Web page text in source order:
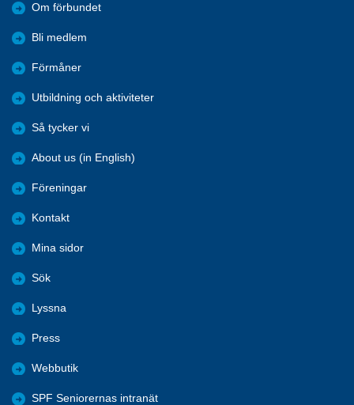
Om förbundet
Bli medlem
Förmåner
Utbildning och aktiviteter
Så tycker vi
About us (in English)
Föreningar
Kontakt
Mina sidor
Sök
Lyssna
Press
Webbutik
SPF Seniorernas intranät